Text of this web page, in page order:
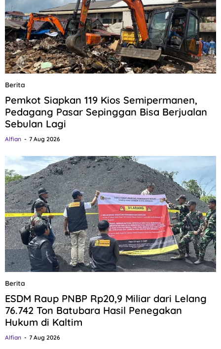
Berita
Pemkot Siapkan 119 Kios Semipermanen,
Pedagang Pasar Sepinggan Bisa Berjualan
Sebulan Lagi
Alfian 7 Aug 2026
Berita
ESDM Raup PNBP Rp20,9 Miliar dari Lelang
76.742 Ton Batubara Hasil Penegakan
Hukum di Kaltim
Alfian 7 Aug 2026